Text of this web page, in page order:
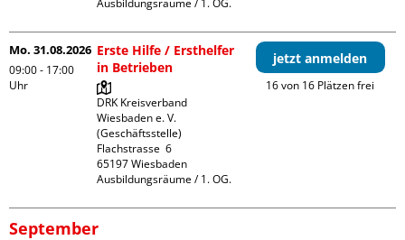
Ausbildungsräume / 1. OG.
Mo. 31.08.2026
09:00 - 17:00
Uhr
Erste Hilfe / Ersthelfer
in Betrieben
DRK Kreisverband
Wiesbaden e. V.
(Geschäftsstelle)
Flachstrasse  6
65197 Wiesbaden
Ausbildungsräume / 1. OG.
jetzt anmelden
16 von 16 Plätzen frei
September